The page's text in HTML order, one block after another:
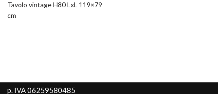
Tavolo vintage H80 LxL 119×79
cm
p. IVA 06259580485